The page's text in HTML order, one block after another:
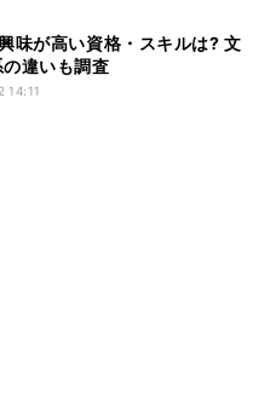
味が高い資格・スキルは? 文
違いも調査
14:11